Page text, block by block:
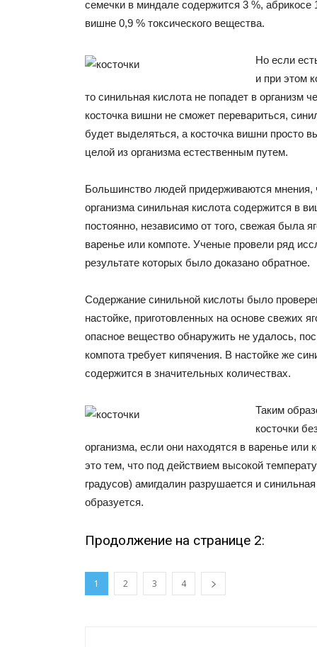
семечки в миндале содержится 3 %, абрикосе
вишне 0,9 % токсического вещества.
Но если
и при этом
то синильная кислота не попадет в организм
косточка вишни не сможет перевариться,
будет выделяться, а косточка вишни просто
целой из организма естественным путем.
Большинство людей придерживаются мнения,
организма синильная кислота содержится в
постоянно, независимо от того, свежая была
варенье или компоте. Ученые провели ряд
результате которых было доказано обратное.
Содержание синильной кислоты было
настойке, приготовленных на основе свежих
опасное вещество обнаружить не удалось,
компота требует кипячения. В настойке же
содержится в значительных количествах.
Таким
косточки
организма, если они находятся в варенье или
это тем, что под действием высокой
градусов) амигдалин разрушается и
образуется.
Продолжение на странице 2:
1 2 3 4